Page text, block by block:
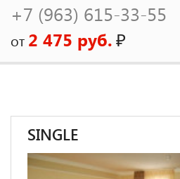
+7 (963) 615-33-55
от 2 475 руб.₽
SINGLE